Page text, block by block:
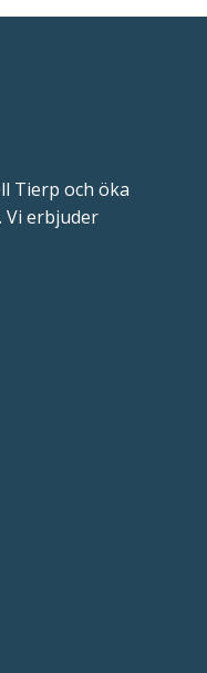
Tierp och öka
Vi erbjuder